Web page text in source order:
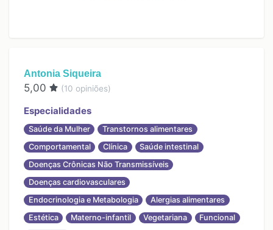
Antonia Siqueira
5,00 (10 opiniões)
Especialidades
Saúde da Mulher
Transtornos alimentares
Comportamental
Clínica
Saúde intestinal
Doenças Crônicas Não Transmissíveis
Doenças cardiovasculares
Endocrinologia e Metabologia
Alergias alimentares
Estética
Materno-infantil Vegetariana
Funcional